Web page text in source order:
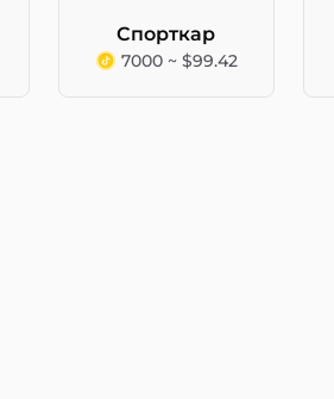
Спорткар
7000 ~ $99.42